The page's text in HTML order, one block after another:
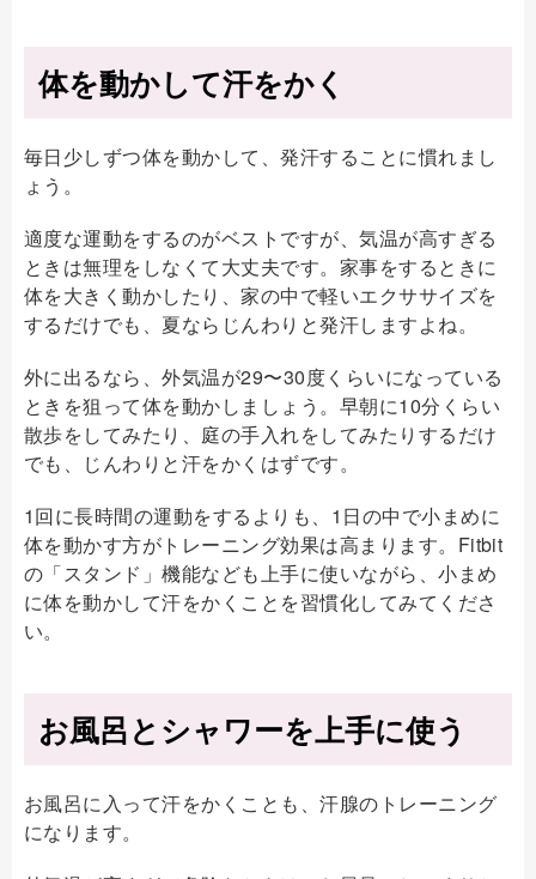
体を動かして汗をかく
毎日少しずつ体を動かして、発汗することに慣れまし
ょう。
適度な運動をするのがベストですが、気温が高すぎる
ときは無理をしなくて大丈夫です。家事をするときに
体を大きく動かしたり、家の中で軽いエクササイズを
するだけでも、夏ならじんわりと発汗しますよね。
外に出るなら、外気温が29〜30度くらいになっている
ときを狙って体を動かしましょう。早朝に10分くらい
散歩をしてみたり、庭の手入れをしてみたりするだけ
でも、じんわりと汗をかくはずです。
1回に長時間の運動をするよりも、1日の中で小まめに
体を動かす方がトレーニング効果は高まります。Fitbit
の「スタンド」機能なども上手に使いながら、小まめ
に体を動かして汗をかくことを習慣化してみてくださ
い。
お風呂とシャワーを上手に使う
お風呂に入って汗をかくことも、汗腺のトレーニング
になります。